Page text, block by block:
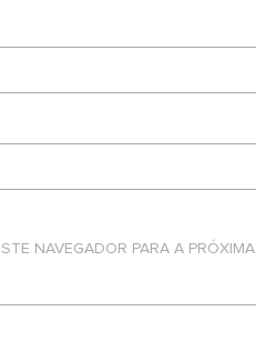
NAVEGADOR PARA A